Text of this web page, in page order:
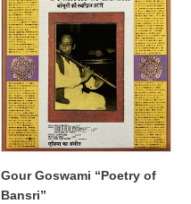
Goswami
“Poetry
of
Bansri”
Gour Goswami “Poetry of
Bansri”